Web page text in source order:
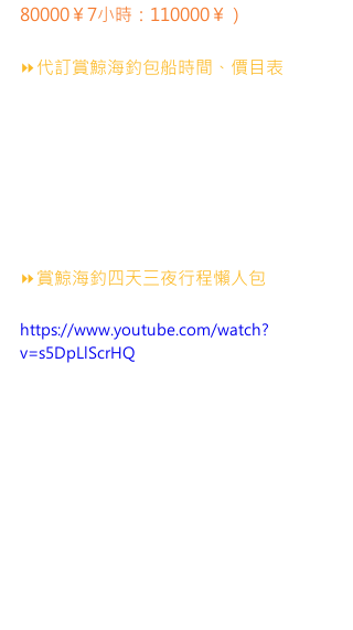
80000￥7小時：110000￥）
⏩代訂賞鯨海釣包船時間、價目表
⏩賞鯨海釣四天三夜行程懶人包
https://www.youtube.com/watch?
v=s5DpLlScrHQ